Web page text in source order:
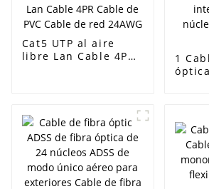
óptico, Cable de
caída FTTH
Cat5 UTP al aire
libre Lan Cable 4PR
1
óptica